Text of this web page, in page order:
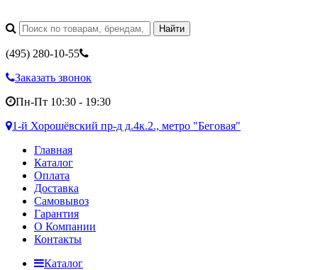
(495) 280-10-55
Заказать звонок
Пн-Пт 10:30 - 19:30
1-й Хорошёвский пр-д д.4к.2., метро "Беговая"
Главная
Каталог
Оплата
Доставка
Самовывоз
Гарантия
О Компании
Контакты
Каталог